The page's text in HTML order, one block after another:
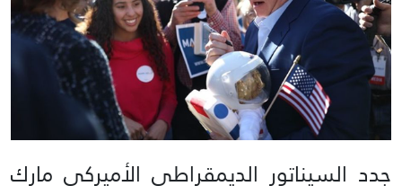
جدد السيناتور الديمقراطي الأميركي مارك